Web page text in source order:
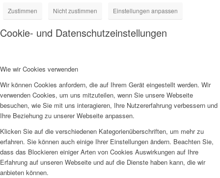
Zustimmen Nicht zustimmen Einstellungen anpassen
Cookie- und Datenschutzeinstellungen
Wie wir Cookies verwenden
Wir können Cookies anfordern, die auf Ihrem Gerät eingestellt werden. Wir
verwenden Cookies, um uns mitzuteilen, wenn Sie unsere Webseite
besuchen, wie Sie mit uns interagieren, Ihre Nutzererfahrung verbessern und
Ihre Beziehung zu unserer Webseite anpassen.
Klicken Sie auf die verschiedenen Kategorienüberschriften, um mehr zu
erfahren. Sie können auch einige Ihrer Einstellungen ändern. Beachten Sie,
dass das Blockieren einiger Arten von Cookies Auswirkungen auf Ihre
Erfahrung auf unseren Webseite und auf die Dienste haben kann, die wir
anbieten können.